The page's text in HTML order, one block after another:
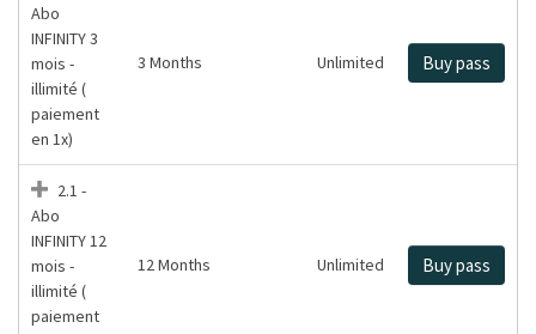
Abo
INFINITY 3
mois -
illimité (
paiement
en 1x)
3 Months Unlimited Buy pass
2.1 -
Abo
INFINITY 12
mois -
illimité (
paiement
12 Months Unlimited Buy pass